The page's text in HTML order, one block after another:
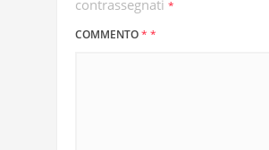
contrassegnati *
COMMENTO* *